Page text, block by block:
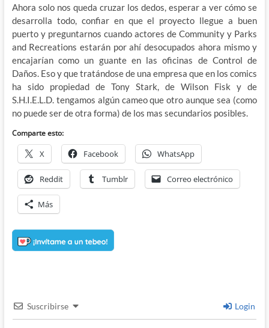
Ahora solo nos queda cruzar los dedos, esperar a ver cómo se
desarrolla todo, confiar en que el proyecto llegue a buen
puerto y preguntarnos cuando actores de Community y Parks
and Recreations estarán por ahí desocupados ahora mismo y
encajarían como un guante en las oficinas de Control de
Daños. Eso y que tratándose de una empresa que en los comics
ha sido propiedad de Tony Stark, de Wilson Fisk y de
S.H.I.E.L.D. tengamos algún cameo que otro aunque sea (como
no puede ser de otra forma) de los mas secundarios posibles.
Comparte esto:
X Facebook WhatsApp
Reddit Tumblr Correo electrónico
Más
Suscribirse Login